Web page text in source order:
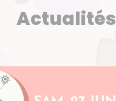
Actualités